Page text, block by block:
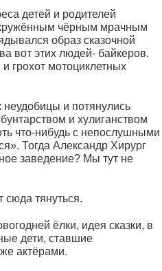
детей и родителей
чёрным мрачным
образ сказочной
вот этих людей- байкеров.
грохот мотоциклетных
неудобицы и потянулись
и хулиганством
что-нибудь с непослушными
Тогда Александр Хирург
заведение? Мы тут не
сюда тянуться.
ёлки, идея сказки, в
дети, ставшие
актёрами.